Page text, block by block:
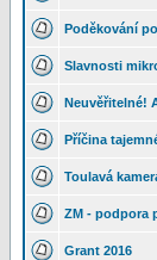
Poděkování
Slavnosti
Neuvěřitelné!
Příčina
Toulavá
ZM - podpora
Grant 2016